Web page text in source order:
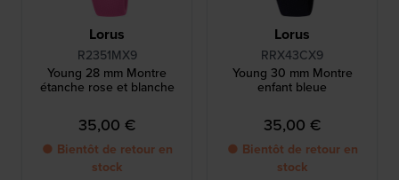
Lorus
R2351MX9
Young 28 mm Montre
étanche rose et blanche
35,00 €
● Bientôt de retour en
stock
Lorus
RRX43CX9
Young 30 mm Montre
enfant bleue
35,00 €
● Bientôt de retour en
stock